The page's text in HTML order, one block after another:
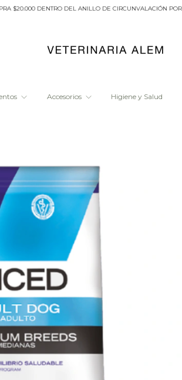
DENTRO DEL ANILLO DE CIRCUNVALACIÓN POR EL
Accesorios Higiene y Salud